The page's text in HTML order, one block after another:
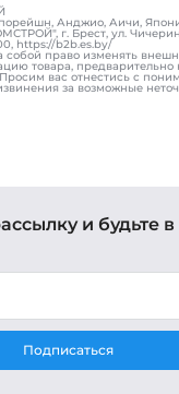
Анджио, Аичи,
г. Брест, ул.
https://b2b.es.by/
собой право изменять
товара, предварительно
вас отнестись с
за возможные
и будьте
Подписаться